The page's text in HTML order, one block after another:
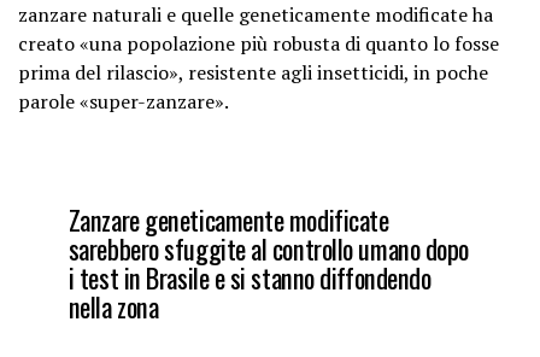
zanzare naturali e quelle geneticamente modificate ha
creato «una popolazione più robusta di quanto lo fosse
prima del rilascio», resistente agli insetticidi, in poche
parole «super-zanzare».
Zanzare geneticamente modificate
sarebbero sfuggite al controllo umano dopo
i test in Brasile e si stanno diffondendo
nella zona